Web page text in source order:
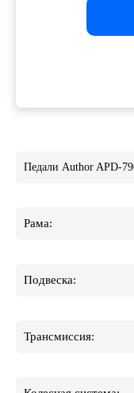
Педали Author APD-
Рама:
Подвеска:
Трансмиссия: